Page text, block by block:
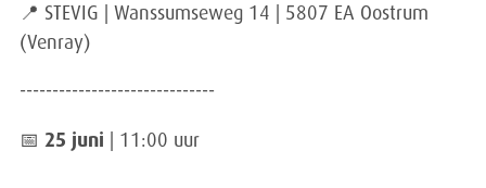
📍 STEVIG | Wanssumseweg 14 | 5807 EA Oostrum
(Venray)
------------------------------
📅 25 juni | 11:00 uur